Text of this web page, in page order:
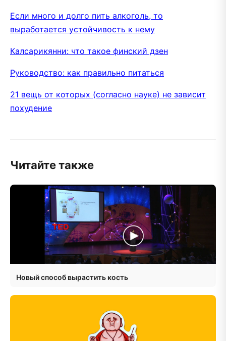
Если много и долго пить алкоголь, то
выработается устойчивость к нему
Калсарикянни: что такое финский дзен
Руководство: как правильно питаться
21 вещь от которых (согласно науке) не зависит
похудение
Читайте также
Новый способ вырастить кость